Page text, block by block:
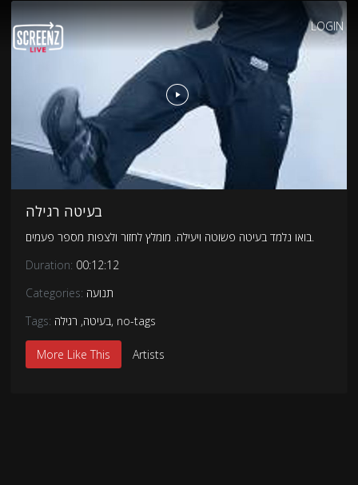
LOGIN
בעיטה רגילה
בואו נלמד בעיטה פשוטה ויעילה. מומלץ לחזור ולצפות מספר פעמים.
Duration: 00:12:12
Categories: תנועה
Tags:
בעיטה, רגילה , no-tags
More Like This Artists